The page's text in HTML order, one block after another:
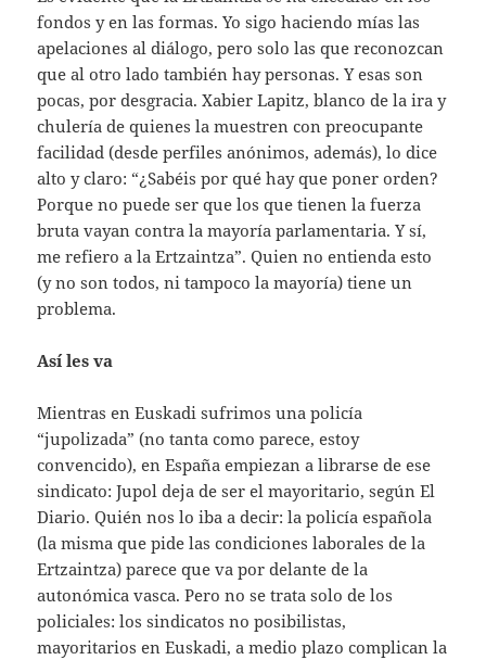
fondos y en las formas. Yo sigo haciendo mías las
apelaciones al diálogo, pero solo las que reconozcan
que al otro lado también hay personas. Y esas son
pocas, por desgracia. Xabier Lapitz, blanco de la ira y
chulería de quienes la muestren con preocupante
facilidad (desde perfiles anónimos, además), lo dice
alto y claro: “¿Sabéis por qué hay que poner orden?
Porque no puede ser que los que tienen la fuerza
bruta vayan contra la mayoría parlamentaria. Y sí,
me refiero a la Ertzaintza”. Quien no entienda esto
(y no son todos, ni tampoco la mayoría) tiene un
problema.
Así les va
Mientras en Euskadi sufrimos una policía
“jupolizada” (no tanta como parece, estoy
convencido), en España empiezan a librarse de ese
sindicato: Jupol deja de ser el mayoritario, según El
Diario. Quién nos lo iba a decir: la policía española
(la misma que pide las condiciones laborales de la
Ertzaintza) parece que va por delante de la
autonómica vasca. Pero no se trata solo de los
policiales: los sindicatos no posibilistas,
mayoritarios en Euskadi, a medio plazo complican la